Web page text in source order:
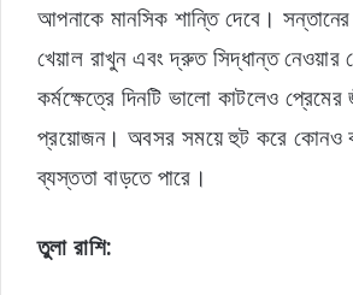
আপনাকে মানসিক শান্তি দেবে। সন্তানের
খেয়াল রাখুন এবং দ্রুত সিদ্ধান্ত নেওয়ার
কর্মক্ষেত্রে দিনটি ভালো কাটলেও প্রেমের
প্রয়োজন। অবসর সময়ে হুট করে কোনও
ব্যস্ততা বাড়তে পারে।
তুলা রাশি: